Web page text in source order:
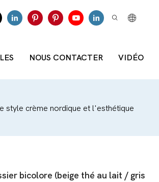
NOUS CONTACTER VIDÉO
style crème nordique et l'esthétique
bicolore (beige thé au lait / gris